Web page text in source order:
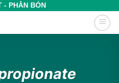
- PHÂN BÓN